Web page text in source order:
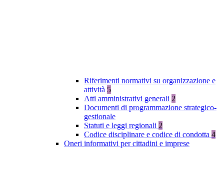
Riferimenti normativi su organizzazione e
attività 5
Atti amministrativi generali 2
Documenti di programmazione strategico-
gestionale
Statuti e leggi regionali 2
Codice disciplinare e codice di condotta 4
Oneri informativi per cittadini e imprese